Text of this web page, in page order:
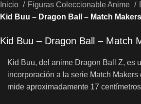
Inicio Figuras Coleccionable Anime
Kid Buu – Dragon Ball – Match Makers
Kid Buu – Dragon Ball – Match
Kid Buu, del anime Dragon Ball Z, es
incorporación a la serie Match Makers
mide aproximadamente 17